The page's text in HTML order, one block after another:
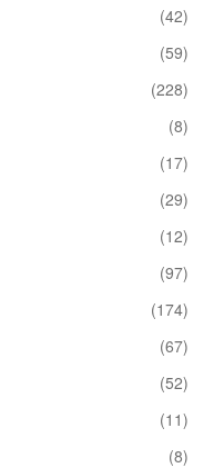
(42)
(59)
(228)
(8)
(17)
(29)
(12)
(97)
(174)
(67)
(52)
(11)
(8)